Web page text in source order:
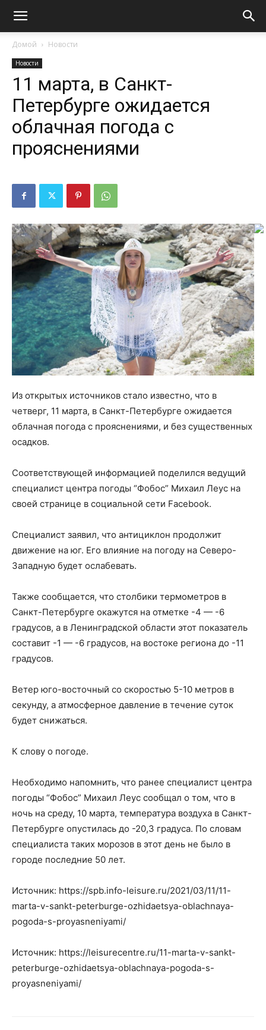
Домой Новости
Новости
11 марта, в Санкт-
Петербурге ожидается
облачная погода с
прояснениями
Из открытых источников стало известно, что в
четверг, 11 марта, в Санкт-Петербурге ожидается
облачная погода с прояснениями, и без существенных
осадков.
Соответствующей информацией поделился ведущий
специалист центра погоды “Фобос” Михаил Леус на
своей странице в социальной сети Facebook.
Специалист заявил, что антициклон продолжит
движение на юг. Его влияние на погоду на Северо-
Западную будет ослабевать.
Также сообщается, что столбики термометров в
Санкт-Петербурге окажутся на отметке -4 — -6
градусов, а в Ленинградской области этот показатель
составит -1 — -6 градусов, на востоке региона до -11
градусов.
Ветер юго-восточный со скоростью 5-10 метров в
секунду, а атмосферное давление в течение суток
будет снижаться.
К слову о погоде.
Необходимо напомнить, что ранее специалист центра
погоды “Фобос” Михаил Леус сообщал о том, что в
ночь на среду, 10 марта, температура воздуха в Санкт-
Петербурге опустилась до -20,3 градуса. По словам
специалиста таких морозов в этот день не было в
городе последние 50 лет.
Источник: https://spb.info-leisure.ru/2021/03/11/11-
marta-v-sankt-peterburge-ozhidaetsya-oblachnaya-
pogoda-s-proyasneniyami/
Источник: https://leisurecentre.ru/11-marta-v-sankt-
peterburge-ozhidaetsya-oblachnaya-pogoda-s-
proyasneniyami/